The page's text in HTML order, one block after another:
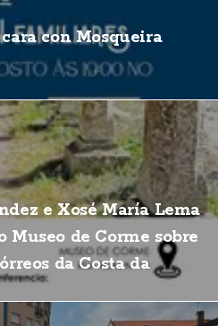
con Mosqueira
e Xosé María Lema
Museo de Corme sobre
da Costa da